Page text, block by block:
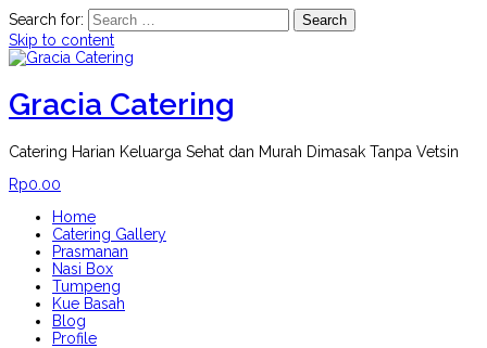
Search for:
Skip to content
Gracia Catering
Catering Harian Keluarga Sehat dan Murah Dimasak Tanpa Vetsin
Rp0.00
Home
Catering Gallery
Prasmanan
Nasi Box
Tumpeng
Kue Basah
Blog
Profile